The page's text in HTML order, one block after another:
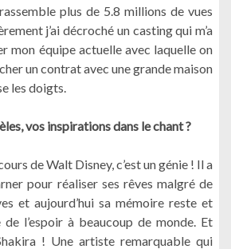
plus de 5.8 millions de vues
j’ai décroché un casting qui m’a
mon équipe actuelle avec laquelle on
un contrat avec une grande maison
les doigts.
vos inspirations dans le chant ?
de Walt Disney, c’est un génie ! Il a
pour réaliser ses rêves malgré de
et aujourd’hui sa mémoire reste et
l’espoir à beaucoup de monde. Et
! Une artiste remarquable qui